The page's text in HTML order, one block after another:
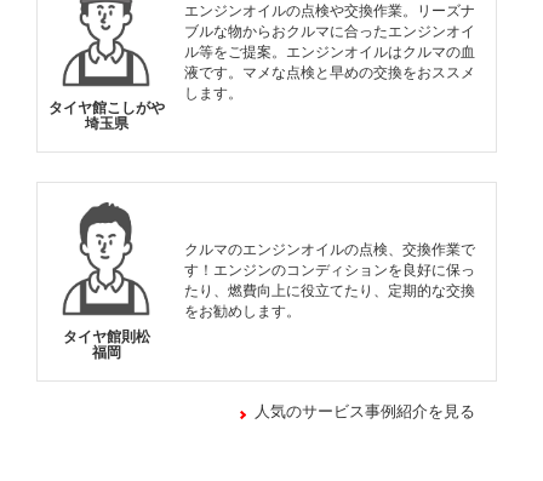
タイヤ館こしがや
埼玉県
エンジンオイルの点検や交換作業。リーズナ
ブルな物からおクルマに合ったエンジンオイ
ル等をご提案。エンジンオイルはクルマの血
液です。マメな点検と早めの交換をおススメ
します。
タイヤ館則松
福岡
クルマのエンジンオイルの点検、交換作業で
す！エンジンのコンディションを良好に保っ
たり、燃費向上に役立てたり、定期的な交換
をお勧めします。
人気のサービス事例紹介を見る